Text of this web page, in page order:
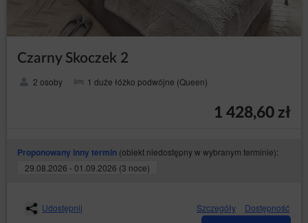
Czarny Skoczek 2
2 osoby 1 duże łóżko podwójne (Queen)
1 428,60 zł
Proponowany inny termin (obiekt niedostępny w wybranym terminie):
29.08.2026 - 01.09.2026 (3 noce)
Udostępnij Szczegóły Dostępność